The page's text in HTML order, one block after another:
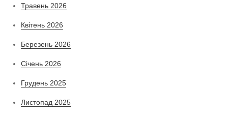
Травень 2026
Квітень 2026
Березень 2026
Січень 2026
Грудень 2025
Листопад 2025